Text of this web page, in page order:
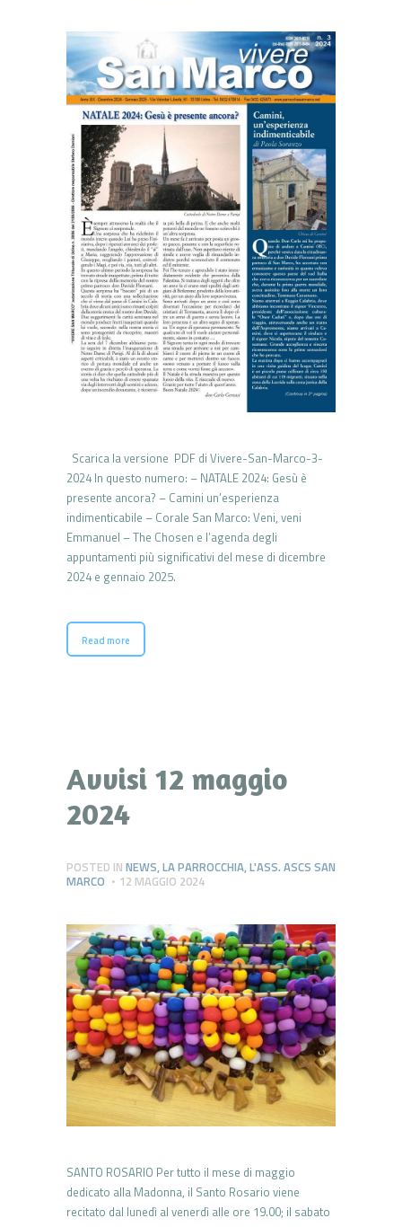
Scarica la versione PDF di Vivere-San-Marco-3-
2024 In questo numero: – NATALE 2024: Gesù è
presente ancora? – Camini un’esperienza
indimenticabile – Corale San Marco: Veni, veni
Emmanuel – The Chosen e l’agenda degli
appuntamenti più significativi del mese di dicembre
2024 e gennaio 2025.
Read more
Avvisi 12 maggio
2024
POSTED IN NEWS,LA PARROCCHIA,L'ASS. ASCS SAN
MARCO
12 MAGGIO 2024
SANTO ROSARIO Per tutto il mese di maggio
dedicato alla Madonna, il Santo Rosario viene
recitato dal lunedì al venerdì alle ore 19.00; il sabato